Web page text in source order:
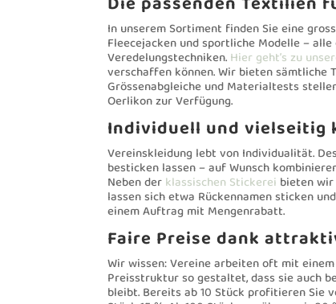
In unserem Sortiment finden Sie eine
Fleecejacken und sportliche Modelle –
Veredelungstechniken.Hier geht’s zu
verschaffen können. Wir bieten sämtliche
Grössenabgleiche und Materialtests
Oerlikon zur Verfügung.
Individuell und vielseitig
Vereinskleidung lebt von Individualität.
besticken lassen – auf Wunsch
Neben derklassischen Stickerei bieten wir
lassen sich etwa Rückennamen sticken
einem Auftrag mit Mengenrabatt.
Faire Preise dank
Wir wissen: Vereine arbeiten oft mit
Preisstruktur so gestaltet, dass sie auch
bleibt. Bereits ab 10 Stück profitieren Sie